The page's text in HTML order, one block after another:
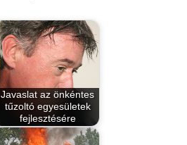
Javaslat az önkéntes
tűzoltó egyesületek
fejlesztésére